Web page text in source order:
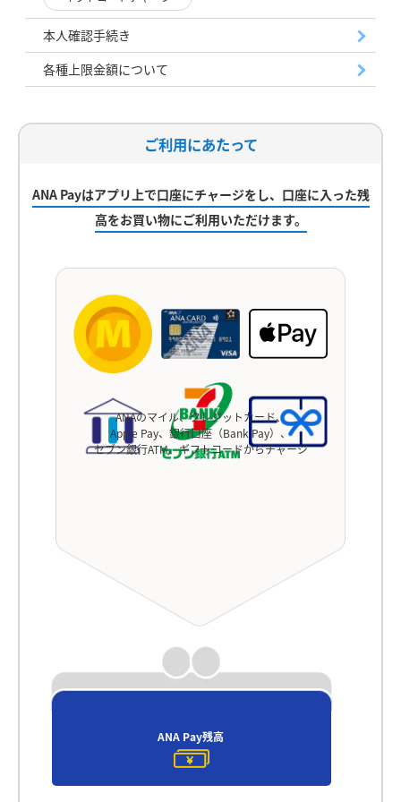
本人確認手続き
各種上限金額について
ご利用にあたって
ANA Payはアプリ上で口座にチャージをし、 口座に入った残
高をお買い物にご利用いただけます。
ANAのマイル、クレジットカード、
Apple Pay、銀行口座（Bank Pay）、
セブン銀行ATM、ギフトコードからチャージ
ANA Pay残高